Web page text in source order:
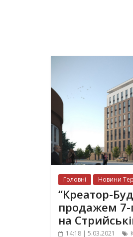
Головні Новини
“Креатор-
продажем
на
14:18 | 5.03.2021